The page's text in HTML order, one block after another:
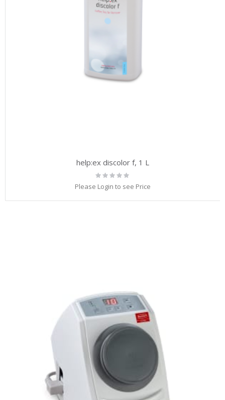
help:ex discolor f, 1 L
Rating:
0%
Please Login to see Price